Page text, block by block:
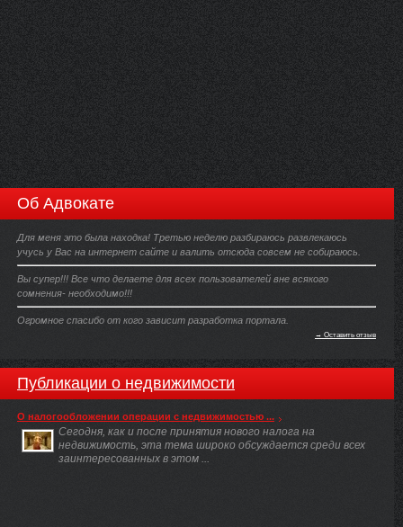
Об Адвокате
Для меня это была находка! Третью неделю разбираюсь развлекаюсь
учусь у Вас на интернет сайте и валить отсюда совсем не собираюсь.
Вы супер!!! Все что делаете для всех пользователей вне всякого
сомнения- необходимо!!!
Огромное спасибо от кого зависит разработка портала.
→ Оставить отзыв
Публикации о недвижимости
О налогообложении операции с недвижимостью ...
Сегодня, как и после принятия нового налога на
недвижимость, эта тема широко обсуждается среди всех
заинтересованных в этом ...